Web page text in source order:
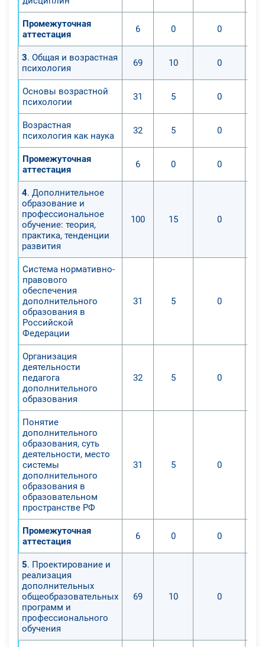
Промежуточная
аттестация
6 0 0
3. Общая и возрастная
психология
69 10 0
Основы возрастной
психологии
31 5 0
Возрастная
психология как наука
32 5 0
Промежуточная
аттестация
6 0 0
4. Дополнительное
образование и
профессиональное
обучение: теория,
практика, тенденции
развития
100 15 0
Система нормативно-
правового
обеспечения
дополнительного
образования в
Российской
Федерации
31 5 0
Организация
деятельности
педагога
дополнительного
образования
32 5 0
Понятие
дополнительного
образования, суть
деятельности, место
системы
дополнительного
образования в
образовательном
пространстве РФ
31 5 0
Промежуточная
аттестация
6 0 0
5. Проектирование и
реализация
дополнительных
общеобразовательных
программ и
профессионального
обучения
69 10 0